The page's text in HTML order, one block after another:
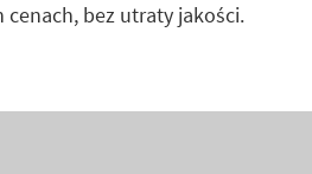
cenach, bez utraty jakości.